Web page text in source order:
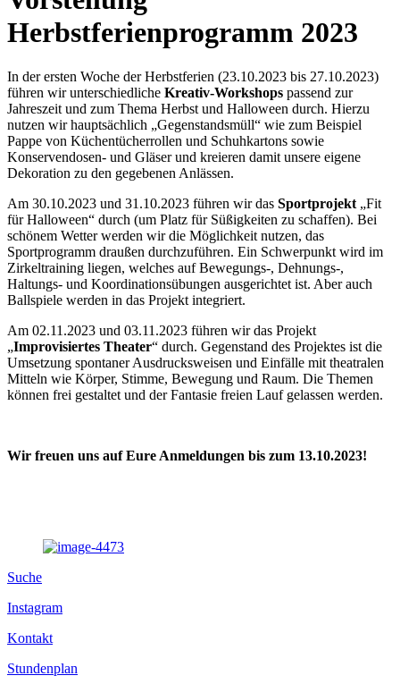
Herbstferienprogramm 2023
In der ersten Woche der Herbstferien (23.10.2023 bis 27.10.2023)
führen wir unterschiedliche Kreativ-Workshops passend zur
Jahreszeit und zum Thema Herbst und Halloween durch. Hierzu
nutzen wir hauptsächlich „Gegenstandsmüll“ wie zum Beispiel
Pappe von Küchentücherrollen und Schuhkartons sowie
Konservendosen- und Gläser und kreieren damit unsere eigene
Dekoration zu den gegebenen Anlässen.
Am 30.10.2023 und 31.10.2023 führen wir das Sportprojekt „Fit
für Halloween“ durch (um Platz für Süßigkeiten zu schaffen). Bei
schönem Wetter werden wir die Möglichkeit nutzen, das
Sportprogramm draußen durchzuführen. Ein Schwerpunkt wird im
Zirkeltraining liegen, welches auf Bewegungs-, Dehnungs-,
Haltungs- und Koordinationsübungen ausgerichtet ist. Aber auch
Ballspiele werden in das Projekt integriert.
Am 02.11.2023 und 03.11.2023 führen wir das Projekt
„Improvisiertes Theater“ durch. Gegenstand des Projektes ist die
Umsetzung spontaner Ausdrucksweisen und Einfälle mit theatralen
Mitteln wie Körper, Stimme, Bewegung und Raum. Die Themen
können frei gestaltet und der Fantasie freien Lauf gelassen werden.
Wir freuen uns auf Eure Anmeldungen bis zum 13.10.2023!
Suche
Instagram
Kontakt
Stundenplan